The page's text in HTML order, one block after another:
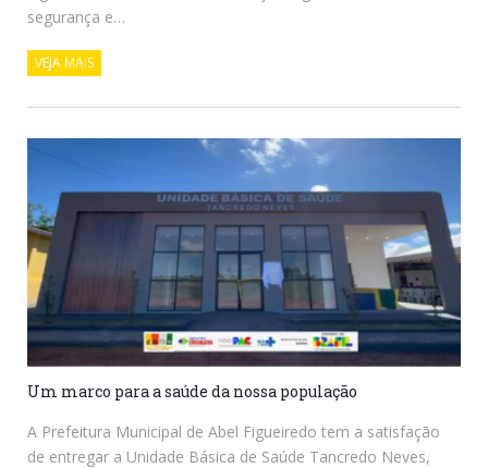
segurança e…
VEJA MAIS
Um marco para a saúde da nossa população
A Prefeitura Municipal de Abel Figueiredo tem a satisfação
de entregar a Unidade Básica de Saúde Tancredo Neves,